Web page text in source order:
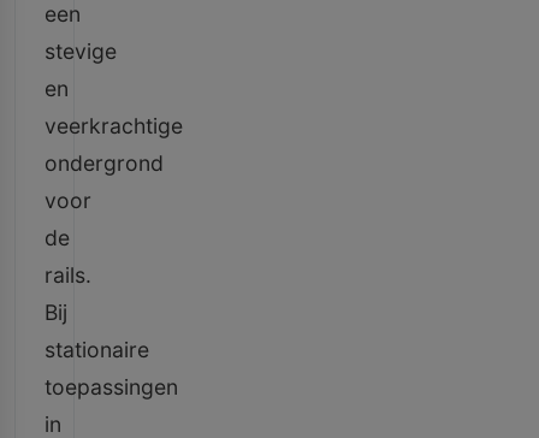
een
stevige
en
veerkrachtige
ondergrond
voor
de
rails.
Bij
stationaire
toepassingen
in